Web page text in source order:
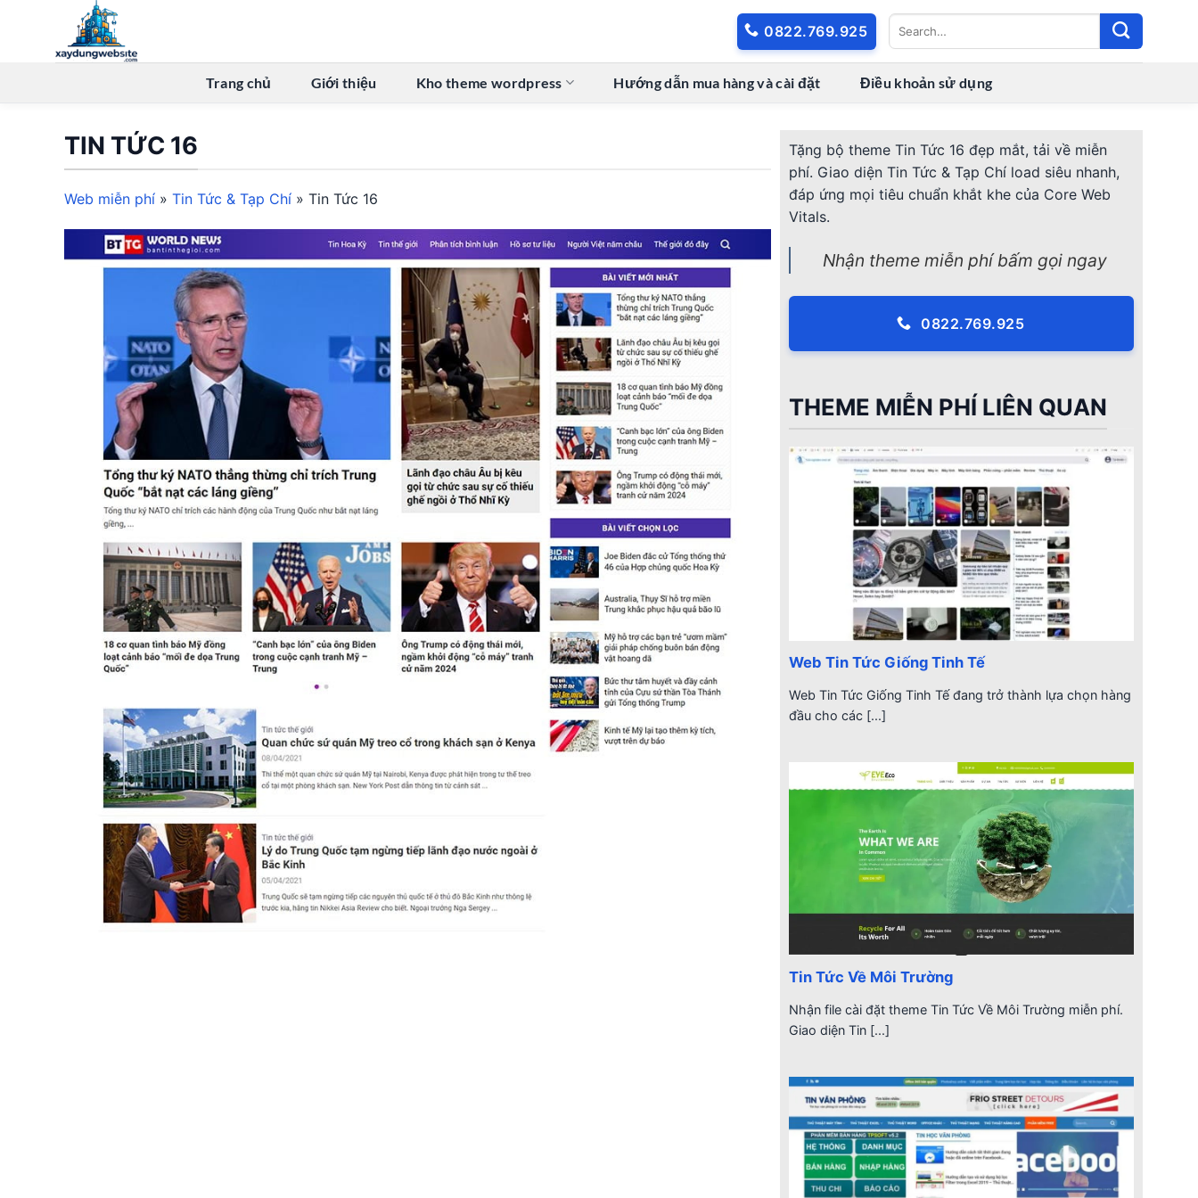
0822.769.925
Trang chủ Giới thiệu Kho theme wordpress Hướng dẫn mua hàng và cài đặt Điều khoản sử dụng
TIN TỨC 16
Web miễn phí » Tin Tức & Tạp Chí » Tin Tức 16
Tặng bộ theme Tin Tức 16 đẹp mắt, tải về miễn
phí. Giao diện Tin Tức & Tạp Chí load siêu nhanh,
đáp ứng mọi tiêu chuẩn khắt khe của Core Web
Vitals.
Nhận theme miễn phí bấm gọi ngay
0822.769.925
THEME MIỄN PHÍ LIÊN QUAN
Web Tin Tức Giống Tinh Tế
Web Tin Tức Giống Tinh Tế đang trở thành lựa chọn hàng
đầu cho các [...]
Tin Tức Về Môi Trường
Nhận file cài đặt theme Tin Tức Về Môi Trường miễn phí.
Giao diện Tin [...]